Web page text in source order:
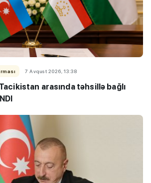
7 Avqust 2026, 13:38
arasında təhsillə bağlı